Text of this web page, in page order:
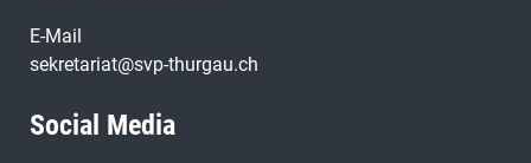
E-Mail
sekretariat@svp-thurgau.ch
Social Media